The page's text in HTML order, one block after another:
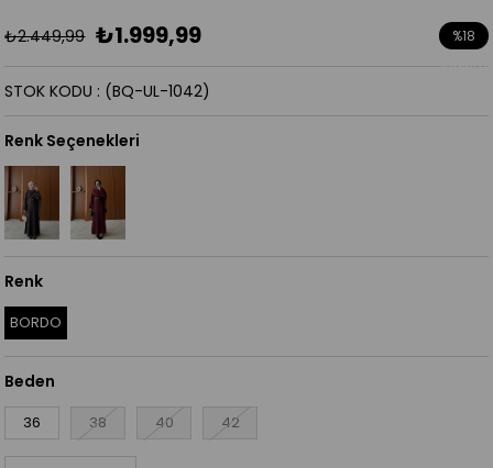
₺2.449,99 ₺1.999,99 %18
İndirim
(BQ-UL-1042)
STOK KODU
Renk Seçenekleri
Renk
BORDO
Beden
36 38 40 42